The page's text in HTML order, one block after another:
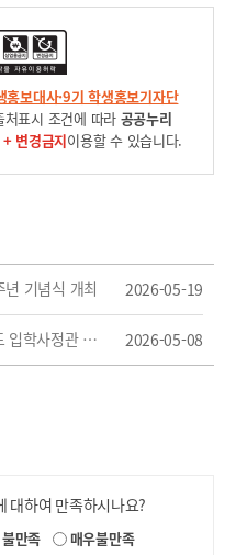
보대사·9기 학생홍보기자단
표시 조건에 따라 공공누리
변경금지이용할 수 있습니다.
기념식 개최 2026-05-19
리강령 선포식 개최 2026-05-08
대하여 만족하시나요?
불만족 매우불만족